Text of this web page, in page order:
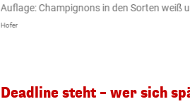
Auflage: Champignons in den Sorten weiß
Hofer
Deadline steht – wer sich